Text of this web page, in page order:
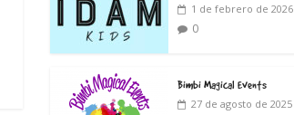
1 de febrero de 2026
0
Bimbi Magical Events
27 de agosto de 2025